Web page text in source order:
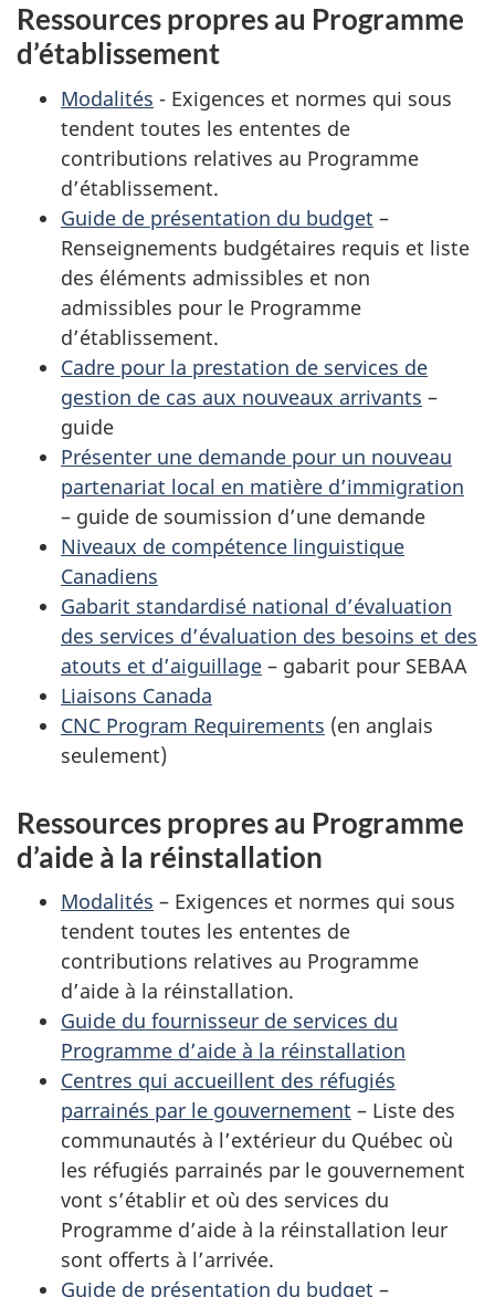
Ressources propres au Programme
d’établissement
Modalités - Exigences et normes qui sous
tendent toutes les ententes de
contributions relatives au Programme
d’établissement.
Guide de présentation du budget –
Renseignements budgétaires requis et liste
des éléments admissibles et non
admissibles pour le Programme
d’établissement.
Cadre pour la prestation de services de
gestion de cas aux nouveaux arrivants –
guide
Présenter une demande pour un nouveau
partenariat local en matière d’immigration
– guide de soumission d’une demande
Niveaux de compétence linguistique
Canadiens
Gabarit standardisé national d’évaluation
des services d’évaluation des besoins et des
atouts et d’aiguillage – gabarit pour SEBAA
Liaisons Canada
CNC Program Requirements (en anglais
seulement)
Ressources propres au Programme
d’aide à la réinstallation
Modalités – Exigences et normes qui sous
tendent toutes les ententes de
contributions relatives au Programme
d’aide à la réinstallation.
Guide du fournisseur de services du
Programme d’aide à la réinstallation
Centres qui accueillent des réfugiés
parrainés par le gouvernement – Liste des
communautés à l’extérieur du Québec où
les réfugiés parrainés par le gouvernement
vont s’établir et où des services du
Programme d’aide à la réinstallation leur
sont offerts à l’arrivée.
Guide de présentation du budget –